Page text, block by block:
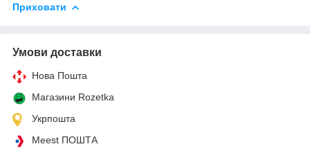
Приховати
Умови доставки
Нова Пошта
Магазини Rozetka
Укрпошта
Meest ПОШТА